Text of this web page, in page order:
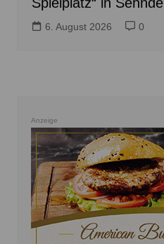
6. August 2026 0
Anzeige